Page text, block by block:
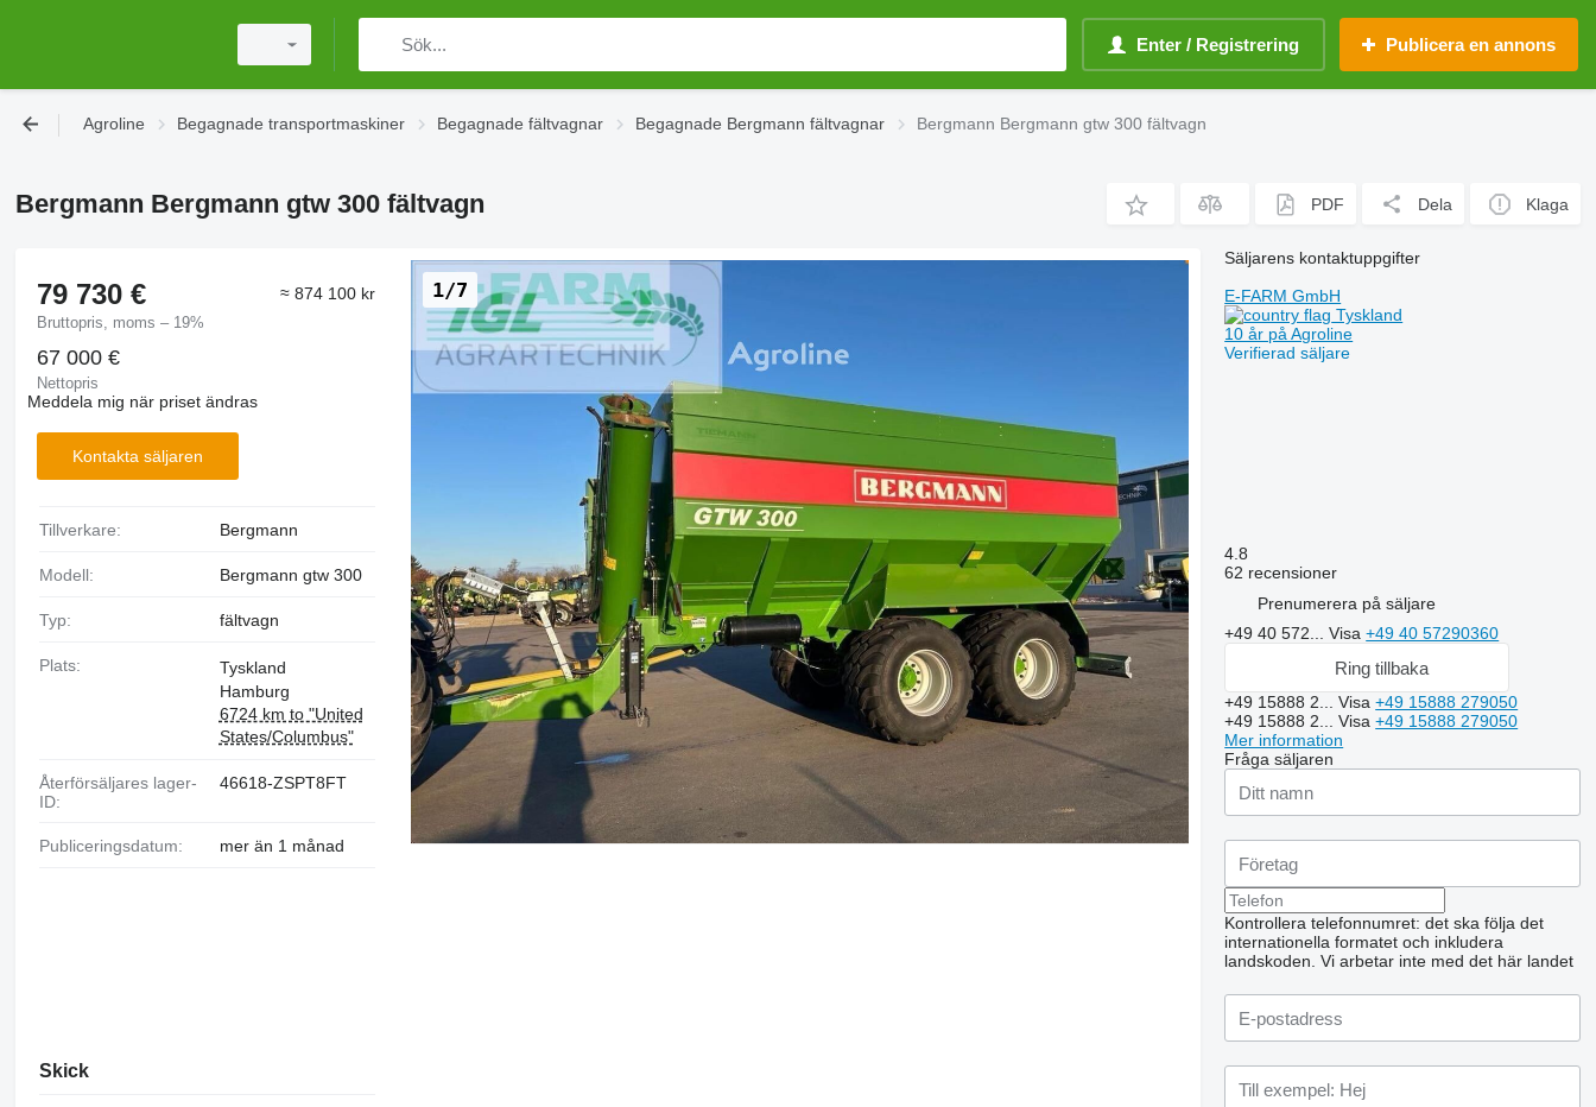
Enter / Registrering Publicera en annons
Agroline Begagnade transportmaskiner Begagnade fältvagnar Begagnade Bergmann fältvagnar Bergmann Bergmann gtw 300 fältvagn
Bergmann Bergmann gtw 300 fältvagn PDF Dela Klaga
1/7
79 730 €
Bruttopris, moms – 19%
≈ 874 100 kr
67 000 €
Nettopris
Meddela mig när priset ändras
Kontakta säljaren
Tillverkare: Bergmann
Modell: Bergmann gtw 300
Typ: fältvagn
Plats:
Tyskland
Hamburg
6724 km to "United
States/Columbus"
Återförsäljares lager-
ID:
46618-ZSPT8FT
Publiceringsdatum: mer än 1 månad
Skick
Säljarens kontaktuppgifter
E-FARM GmbH
Tyskland
10 år på Agroline
Verifierad säljare
4.8
62 recensioner
Prenumerera på säljare
+49 40 572...Visa+49 40 57290360
Ring tillbaka
+49 15888 2...Visa+49 15888 279050
+49 15888 2...Visa+49 15888 279050
Mer information
Fråga säljaren
Kontrollera telefonnumret: det ska följa det
internationella formatet och inkludera
landskoden. Vi arbetar inte med det här landet